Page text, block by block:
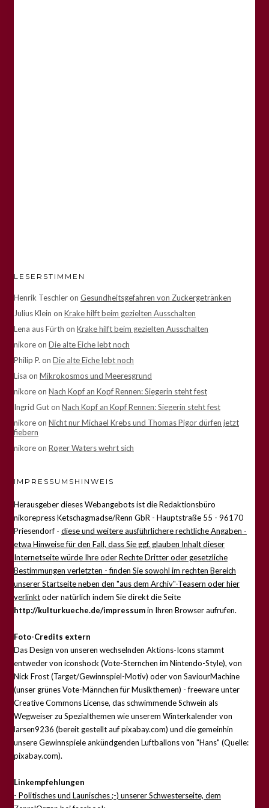
LESERSTIMMEN
Henrik Teschleron Gesundheitsgefahren von Zuckergetränken
Julius Klein on Krake hilft beim gezielten Ausschalten
Lena aus Fürth on Krake hilft beim gezielten Ausschalten
nikoreon Die alte Eiche lebt noch
Philip P. on Die alte Eiche lebt noch
Lisa on Mikrokosmos und Meeresgrund
nikoreon Nach Kopf an Kopf Rennen: Siegerin steht fest
Ingrid Guton Nach Kopf an Kopf Rennen: Siegerin steht fest
nikoreon Nicht nur Michael Krebs und Thomas Pigor dürfen jetzt
fiebern
nikoreon Roger Waters wehrt sich
IMPRESSUMSHINWEIS
Herausgeber dieses Webangebots ist die Redaktionsbüro
nikorepress Ketschagmadse/Renn GbR - Hauptstraße 55 - 96170
Priesendorf - diese und weitere ausführlichere rechtliche Angaben -
etwa Hinweise für den Fall, dass Sie ggf. glauben Inhalt dieser
Internetseite würde Ihre oder Rechte Dritter oder gesetzliche
Bestimmungen verletzten - finden Sie sowohl im rechten Bereich
unserer Startseite neben den "aus dem Archiv"-Teasern oder hier
verlinktoder natürlich indem Sie direkt die Seite
http://kulturkueche.de/impressumin Ihren Browser aufrufen.
Foto-Credits extern
Das Design von unseren wechselnden Aktions-Icons stammt
entweder von iconshock (Vote-Sternchen im Nintendo-Style), von
Nick Frost (Target/Gewinnspiel-Motiv) oder von SaviourMachine
(unser grünes Vote-Männchen für Musikthemen) - freeware unter
Creative Commons License, das schwimmende Schwein als
Wegweiser zu Spezialthemen wie unserem Winterkalender von
larsen9236 (bereit gestellt auf pixabay.com) und die gemeinhin
unsere Gewinnspiele ankündgenden Luftballons von "Hans" (Quelle:
pixabay.com).
Linkempfehlungen
- Politisches und Launisches ;-) unserer Schwesterseite, dem